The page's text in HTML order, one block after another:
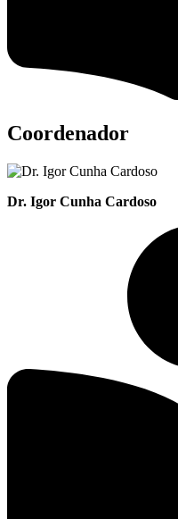
Coordenador
Dr. Igor Cunha Cardoso